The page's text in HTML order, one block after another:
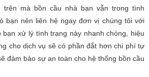
trên mà bồn cầu nhà bạn vẫn trong tình
bạn nên liên hệ ngay đơn vị chúng tôi với
bạn xử lý tình trạng này nhanh chóng, hiệu
cho dịch vụ sẽ có phần đắt hơn chi phí tự
đảm bảo sự an toàn cho hệ thống bồn cầu